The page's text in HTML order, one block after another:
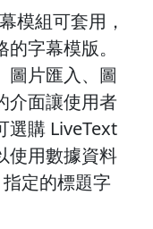
模組可套用，
字幕模版。
圖片匯入、圖
介面讓使用者
選購 LiveText
使用數據資料
定的標題字